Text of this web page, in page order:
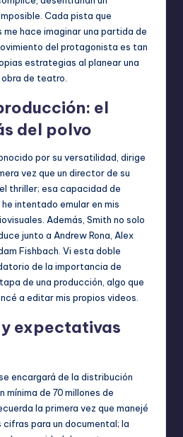
Cada pista que
me hace imaginar una partida de
del protagonista es tan
estrategias al planear una
de teatro.
el
del polvo
por su versatilidad, dirige
vez que un director de su
thriller; esa capacidad de
intentado emular en mis
Además, Smith no solo
junto a Andrew Rona, Alex
Fishbach. Vi esta doble
de la importancia de
de una producción, algo que
a editar mis propios videos.
expectativas
encargará de la distribución
mínima de 70 millones de
la primera vez que manejé
para un documental; la